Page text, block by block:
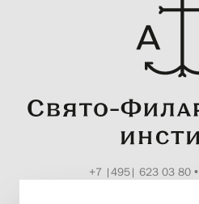
+7 |495| 623 03 80•